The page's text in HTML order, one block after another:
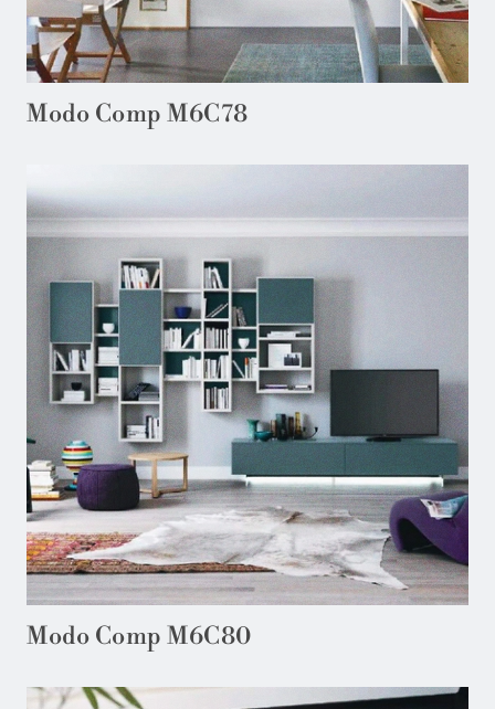
Modo Comp M6C78
Modo Comp M6C80